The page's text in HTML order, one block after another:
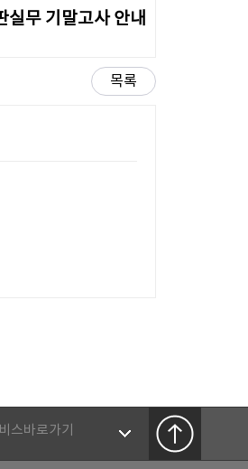
무 기말고사 안내
목록
스바로가기